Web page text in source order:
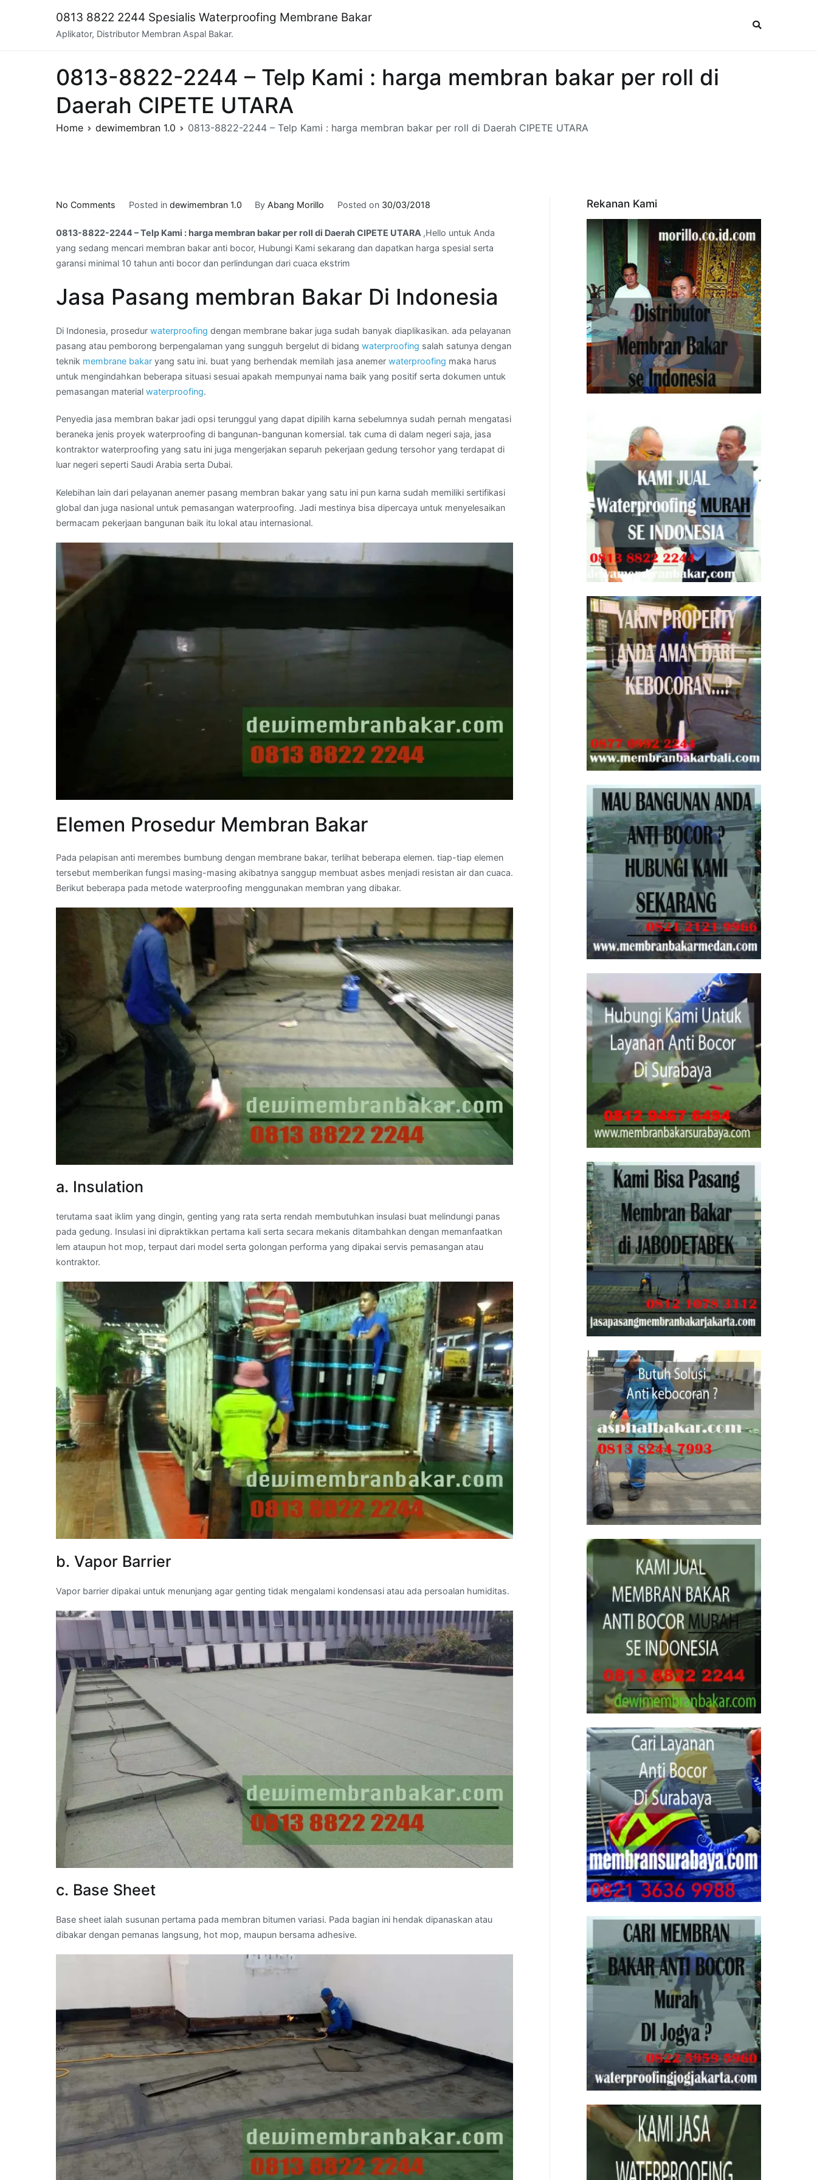
0813 8822 2244 Spesialis Waterproofing Membrane Bakar
Aplikator, Distributor Membran Aspal Bakar.
0813-8822-2244 – Telp Kami : harga membran bakar per roll di
Daerah CIPETE UTARA
Home dewimembran 1.0 0813-8822-2244 – Telp Kami : harga membran bakar per roll di Daerah CIPETE UTARA
No Comments
8822-
2244
–
Kami
harga
membran
bakar
per
roll
Daerah
CIPETE
UTARA
Posted in dewimembran 1.0 ByAbang Morillo Posted on 30/03/2018
0813-8822-2244 – Telp Kami : harga membran bakar per roll di Daerah CIPETE UTARA ,Hello untuk Anda
yang sedang mencari membran bakar anti bocor, Hubungi Kami sekarang dan dapatkan harga spesial serta
garansi minimal 10 tahun anti bocor dan perlindungan dari cuaca ekstrim
Jasa Pasang membran Bakar Di Indonesia
Di Indonesia, prosedur waterproofing dengan membrane bakar juga sudah banyak diaplikasikan. ada pelayanan
pasang atau pemborong berpengalaman yang sungguh bergelut di bidang waterproofing salah satunya dengan
teknik membrane bakar yang satu ini. buat yang berhendak memilah jasa anemer waterproofing maka harus
untuk mengindahkan beberapa situasi sesuai apakah mempunyai nama baik yang positif serta dokumen untuk
pemasangan material waterproofing.
Penyedia jasa membran bakar jadi opsi terunggul yang dapat dipilih karna sebelumnya sudah pernah mengatasi
beraneka jenis proyek waterproofing di bangunan-bangunan komersial. tak cuma di dalam negeri saja, jasa
kontraktor waterproofing yang satu ini juga mengerjakan separuh pekerjaan gedung tersohor yang terdapat di
luar negeri seperti Saudi Arabia serta Dubai.
Kelebihan lain dari pelayanan anemer pasang membran bakar yang satu ini pun karna sudah memiliki sertifikasi
global dan juga nasional untuk pemasangan waterproofing. Jadi mestinya bisa dipercaya untuk menyelesaikan
bermacam pekerjaan bangunan baik itu lokal atau internasional.
Elemen Prosedur Membran Bakar
Pada pelapisan anti merembes bumbung dengan membrane bakar, terlihat beberapa elemen. tiap-tiap elemen
tersebut memberikan fungsi masing-masing akibatnya sanggup membuat asbes menjadi resistan air dan cuaca.
Berikut beberapa pada metode waterproofing menggunakan membran yang dibakar.
a. Insulation
terutama saat iklim yang dingin, genting yang rata serta rendah membutuhkan insulasi buat melindungi panas
pada gedung. Insulasi ini dipraktikkan pertama kali serta secara mekanis ditambahkan dengan memanfaatkan
lem ataupun hot mop, terpaut dari model serta golongan performa yang dipakai servis pemasangan atau
kontraktor.
b. Vapor Barrier
Vapor barrier dipakai untuk menunjang agar genting tidak mengalami kondensasi atau ada persoalan humiditas.
c. Base Sheet
Base sheet ialah susunan pertama pada membran bitumen variasi. Pada bagian ini hendak dipanaskan atau
dibakar dengan pemanas langsung, hot mop, maupun bersama adhesive.
Rekanan Kami